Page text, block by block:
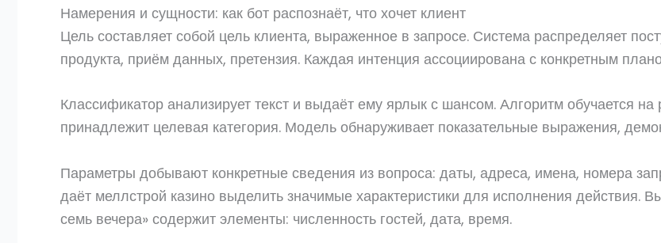
Намерения и сущности: как бот распознаёт, что хочет клиент
Цель составляет собой цель клиента, выраженное в запросе. Система распределяет
продукта, приём данных, претензия. Каждая интенция ассоциирована с конкретным
Классификатор анализирует текст и выдаёт ему ярлык с шансом. Алгоритм обучается
принадлежит целевая категория. Модель обнаруживает показательные выражения,
Параметры добывают конкретные сведения из вопроса: даты, адреса, имена, номера
даёт меллстрой казино выделить значимые характеристики для исполнения действия.
семь вечера» содержит элементы: численность гостей, дата, время.